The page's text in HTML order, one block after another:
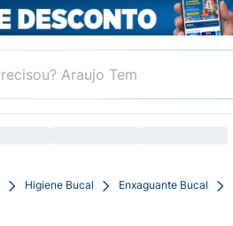
Higiene Bucal Enxaguante Bucal